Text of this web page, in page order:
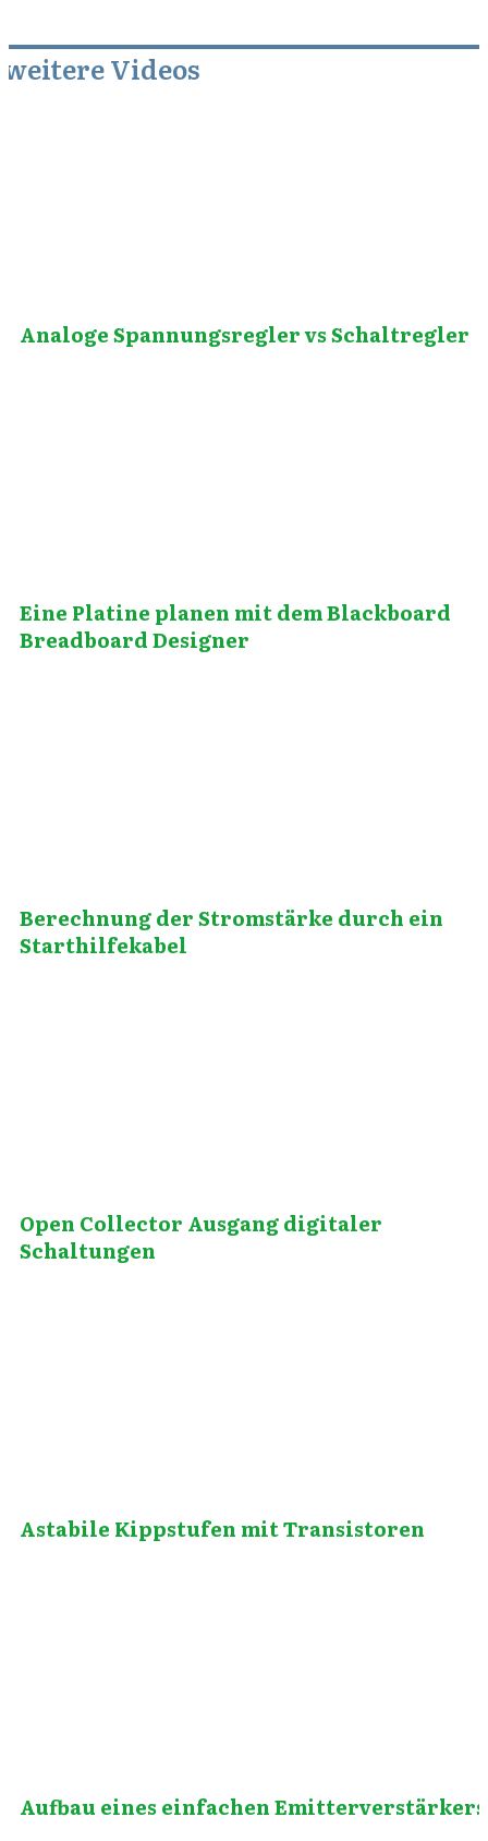
weitere Videos
Analoge Spannungsregler vs Schaltregler
Eine Platine planen mit dem Blackboard
Breadboard Designer
Berechnung der Stromstärke durch ein
Starthilfekabel
Open Collector Ausgang digitaler
Schaltungen
Astabile Kippstufen mit Transistoren
Aufbau eines einfachen Emitterverstärkers